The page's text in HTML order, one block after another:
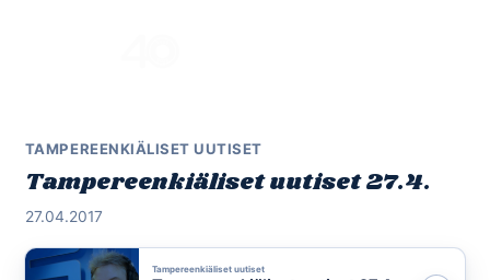
TAMPEREENKIÄLISET UUTISET
Tampereenkiäliset uutiset 27.4.
27.04.2017
Tampereenkiäliset uutiset